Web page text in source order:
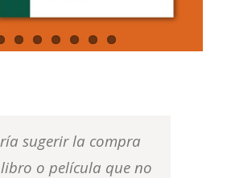
sugerir la compra
o película que no